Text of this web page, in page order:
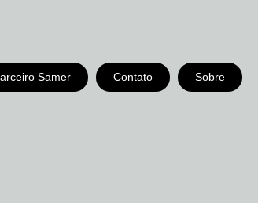
Samer Contato Sobre